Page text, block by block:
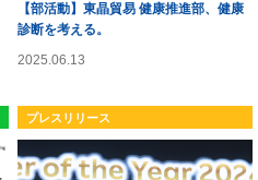
【部活動】東晶貿易 健康推進部、健康
診断を考える。
2025.06.13
プレスリリース